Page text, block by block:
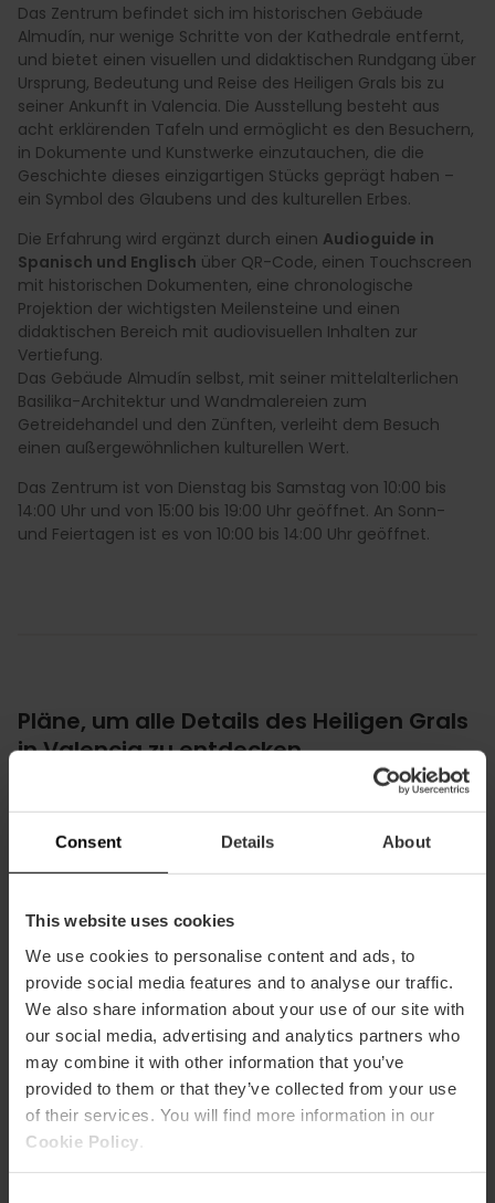
Consent Details About
This website uses cookies
We use cookies to personalise content and ads, to
provide social media features and to analyse our traffic.
We also share information about your use of our site with
our social media, advertising and analytics partners who
may combine it with other information that you’ve
provided to them or that they’ve collected from your use
of their services. You will find more information in our
Cookie Policy
Das Zentrum befindet sich im historischen Gebäude
Almudín, nur wenige Schritte von der Kathedrale entfernt,
und bietet einen visuellen und didaktischen Rundgang über
Ursprung, Bedeutung und Reise des Heiligen Grals bis zu
seiner Ankunft in Valencia. Die Ausstellung besteht aus
acht erklärenden Tafeln und ermöglicht es den Besuchern,
in Dokumente und Kunstwerke einzutauchen, die die
Geschichte dieses einzigartigen Stücks geprägt haben –
ein Symbol des Glaubens und des kulturellen Erbes.
Die Erfahrung wird ergänzt durch einen Audioguide in
Spanisch und Englisch über QR-Code, einen Touchscreen
mit historischen Dokumenten, eine chronologische
Projektion der wichtigsten Meilensteine und einen
didaktischen Bereich mit audiovisuellen Inhalten zur
Vertiefung.
Das Gebäude Almudín selbst, mit seiner mittelalterlichen
Basilika-Architektur und Wandmalereien zum
Getreidehandel und den Zünften, verleiht dem Besuch
einen außergewöhnlichen kulturellen Wert.
Das Zentrum ist von Dienstag bis Samstag von 10:00 bis
14:00 Uhr und von 15:00 bis 19:00 Uhr geöffnet. An Sonn-
und Feiertagen ist es von 10:00 bis 14:00 Uhr geöffnet.
Pläne, um alle Details des Heiligen Grals
in Valencia zu entdecken
Die Eröffnung des Besucherzentrums markiert den Beginn
Aktivitäten rund um eine der am meisten verehrten
Reliquien des Christentums.
Ein Highlight ist die
thematische Führung,
um 10:00 Uhr auf Spanisch und Englisch stattfindet. Die
zweistündige Tour beginnt am Tourismusbüro auf der
Plaza del Ayuntamiento und folgt den Spuren des Heiligen
Grals durch die Stadt mit Stopps an der Kirche San Martín,
der Plaza del Patriarca, der Kirche San Juan del Hospital,
dem Haus von Sabina Suey und der Kathedrale von
Valencia.
Darüber hinaus wird dasMuVIM eineAusstellung zum
Heiligen Gralzeigen, die eine ergänzende museale und